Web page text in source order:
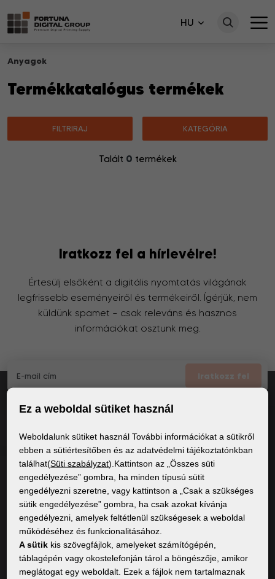
HU
Anyagok
Termékkatalógus termékek
FILTRIRAJ KATEGÓRIA
Talált 0 termékek
Iratkozz fel a hírlevélre!
Értesülj elsőként a digitális nyomtatás világának
legfrissebb eseményeiről és termékeiről. Ígérjük, nem
küldünk spamet – csak releváns és hasznos
információkat osztunk meg.
Iratkozz fel
Elfogadoma GDPR általános feltételei
ÁLTALÁNOS INFORMÁCIÓK
Adatvédelmi irányelvek
Sütiszabályzat
TARTALOM
Rólunk
Ez a weboldal sütiket használ
Weboldalunk sütiket használ További információkat a sütikről
ebben a sütiértesítőben és az adatvédelmi tájékoztatónkban
találhat(Süti szabályzat).Kattintson az „Összes süti
engedélyezése” gombra, ha minden típusú sütit
engedélyezni szeretne, vagy kattintson a „Csak a szükséges
sütik engedélyezése” gombra, ha csak azokat kívánja
engedélyezni, amelyek feltétlenül szükségesek a weboldal
működéséhez és funkcionalitásához.
A sütik kis szövegfájlok, amelyeket számítógépén,
táblagépén vagy okostelefonján tárol a böngészője, amikor
meglátogat egy weboldalt. Ezek a fájlok nem tartalmaznak